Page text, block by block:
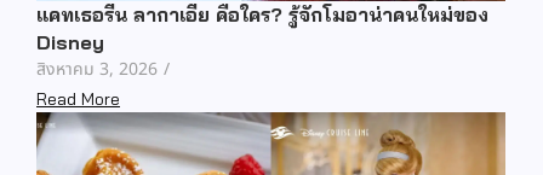
แคทเธอรีน ลากาเอีย คือใคร? รู้จักโมอาน่าคนใหม่ของ
Disney
สิงหาคม 3, 2026 /
Read More